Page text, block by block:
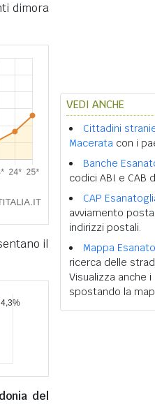
dimora
il
del
VEDI ANCHE
Cittadini
Macerata con i
Banche
codici ABI e CAB
CAP
avviamento
indirizzi postali.
Mappa
ricerca delle
Visualizza anche i
spostando la